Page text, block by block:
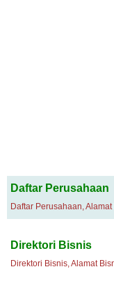
Daftar Perusahaan
Daftar Perusahaan,
Direktori Bisnis
Direktori Bisnis, Alamat